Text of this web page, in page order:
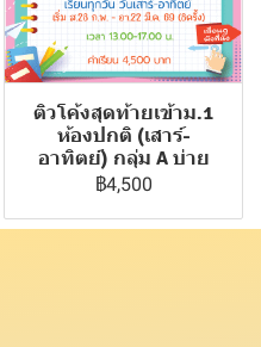
ติวโค้งสุดท้ายเข้าม.1
ห้องปกติ (เสาร์-
อาทิตย์) กลุ่ม A บ่าย
฿4,500